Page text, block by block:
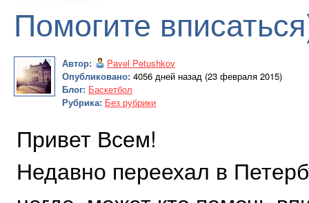
Помогите
Автор:
Pavel Petushkov
Опубликовано: 4056 дней назад (23 февраля 2015)
Блог: Баскетбол
Рубрика: Без рубрики
Привет Всем!
Недавно переехал в